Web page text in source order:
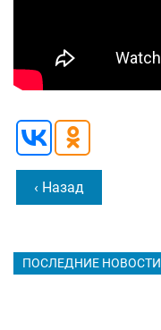
‹ Назад
ПОСЛЕДНИЕ НОВОСТИ